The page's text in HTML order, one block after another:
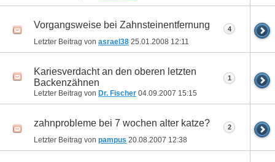
Vorgangsweise bei Zahnsteinentfernung
Letzter Beitrag von asrael38 25.01.2008 12:11
4
Kariesverdacht an den oberen letzten
Backenzähnen
Letzter Beitrag von Dr. Fischer 04.09.2007 15:15
1
zahnprobleme bei 7 wochen alter katze?
Letzter Beitrag von pampus 20.08.2007 12:38
2